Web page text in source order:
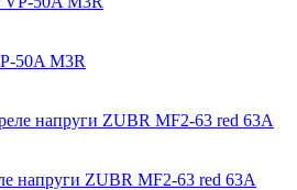
50A M3R
напруги ZUBR MF2-63 red 63А